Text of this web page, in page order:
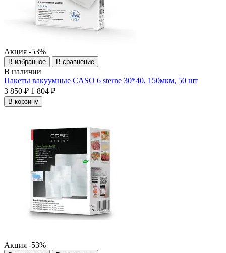
Акция -53%
В избранное В сравнение
В наличии
Пакеты вакуумные CASO 6 sterne 30*40, 150мкм, 50 шт
3 850 ₽ 1 804 ₽
В корзину
Акция -53%